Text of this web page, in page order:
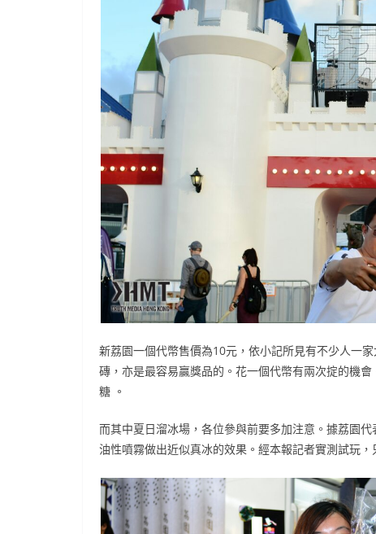
新荔園一個代幣售價為10元，依小記所見有不少人一
磚，亦是最容易贏獎品的。花一個代幣有兩次掟的機
糖 。
而其中夏日溜冰場，各位參與前要多加注意。據荔園
油性噴霧做出近似真冰的效果。經本報記者實測試玩